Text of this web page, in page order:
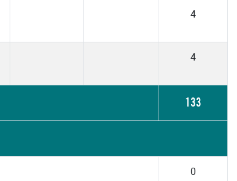
4
4
133
0